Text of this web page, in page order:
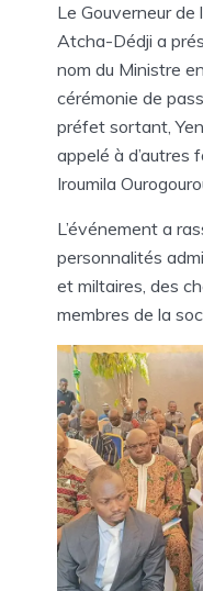
Le Gouverneur
Atcha-Dédji a
nom du Ministre
cérémonie de
préfet sortant,
appelé à
Iroumila
L’événement a
personnalités
et miltaires, des
membres de la